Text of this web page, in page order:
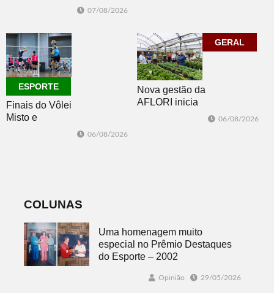
Legislativo
07/08/2026
ESPORTE
Finais do Vôlei
Misto e
06/08/2026
GERAL
Nova gestão da
AFLORI inicia
06/08/2026
COLUNAS
Uma homenagem muito
especial no Prêmio Destaques
do Esporte – 2002
Opinião 29/05/2026